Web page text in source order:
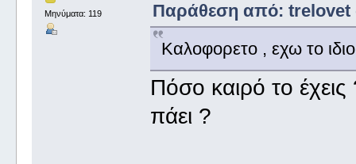
Μηνύματα: 119
Παράθεση από: trelovet
Καλοφορετο , εχω το
Πόσο καιρό το
πάει ?